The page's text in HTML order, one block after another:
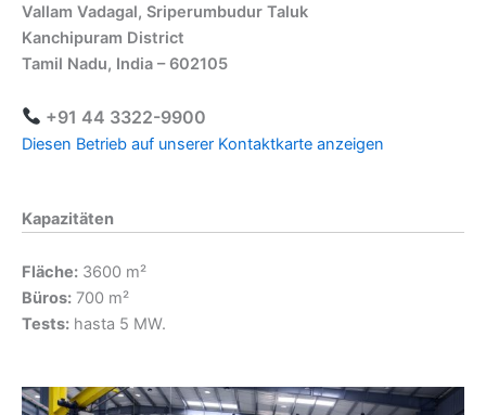
Vallam Vadagal, Sriperumbudur Taluk
Kanchipuram District
Tamil Nadu, India – 602105
+91 44 3322-9900
Diesen Betrieb auf unserer Kontaktkarte anzeigen
Kapazitäten
Fläche: 3600 m²
Büros: 700 m²
Tests: hasta 5 MW.